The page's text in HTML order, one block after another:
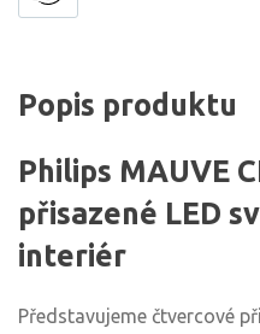
Popis produktu
Philips MAUVE
přisazené LED
interiér
Představujeme čtvercové